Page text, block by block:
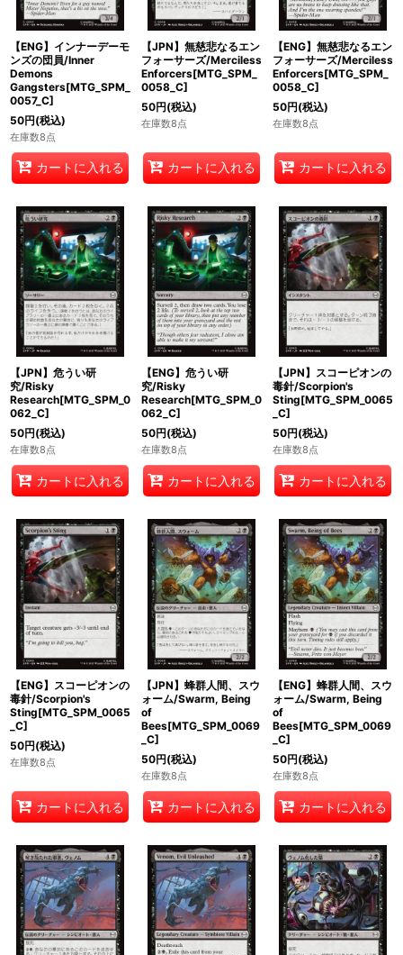
【ENG】インナーデーモ
ンズの団員/Inner
Demons
Gangsters[MTG_SPM_
0057_C]
50円(税込)
在庫数8点
カートに入れる
【JPN】無慈悲なるエン
フォーサーズ/Merciless
Enforcers[MTG_SPM_
0058_C]
50円(税込)
在庫数8点
カートに入れる
【ENG】無慈悲なるエン
フォーサーズ/Merciless
Enforcers[MTG_SPM_
0058_C]
50円(税込)
在庫数8点
カートに入れる
【JPN】危うい研
究/Risky
Research[MTG_SPM_0
062_C]
50円(税込)
在庫数8点
カートに入れる
【ENG】危うい研
究/Risky
Research[MTG_SPM_0
062_C]
50円(税込)
在庫数8点
カートに入れる
【JPN】スコーピオンの
毒針/Scorpion's
Sting[MTG_SPM_0065
_C]
50円(税込)
在庫数8点
カートに入れる
【ENG】スコーピオンの
毒針/Scorpion's
Sting[MTG_SPM_0065
_C]
50円(税込)
在庫数8点
カートに入れる
【JPN】蜂群人間、スウ
ォーム/Swarm, Being
of
Bees[MTG_SPM_0069
_C]
50円(税込)
在庫数8点
カートに入れる
【ENG】蜂群人間、スウ
ォーム/Swarm, Being
of
Bees[MTG_SPM_0069
_C]
50円(税込)
在庫数8点
カートに入れる